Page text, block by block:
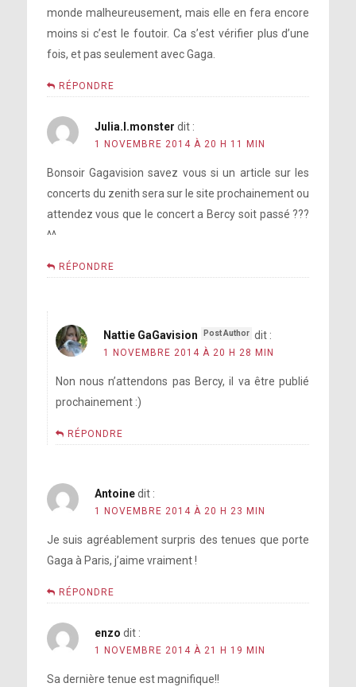
monde malheureusement, mais elle en fera encore
moins si c’est le foutoir. Ca s’est vérifier plus d’une
fois, et pas seulement avec Gaga.
RÉPONDRE
Julia.l.monster dit :
1 NOVEMBRE 2014 À 20 H 11 MIN
Bonsoir Gagavision savez vous si un article sur les
concerts du zenith sera sur le site prochainement ou
attendez vous que le concert a Bercy soit passé ???
^^
RÉPONDRE
Nattie GaGavision dit :
1 NOVEMBRE 2014 À 20 H 28 MIN
Non nous n’attendons pas Bercy, il va être publié
prochainement :)
RÉPONDRE
Antoine dit :
1 NOVEMBRE 2014 À 20 H 23 MIN
Je suis agréablement surpris des tenues que porte
Gaga à Paris, j’aime vraiment !
RÉPONDRE
enzo dit :
1 NOVEMBRE 2014 À 21 H 19 MIN
Sa dernière tenue est magnifique!!